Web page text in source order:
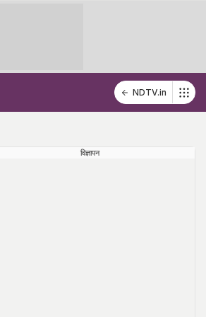
NDTV.in
विज्ञापन